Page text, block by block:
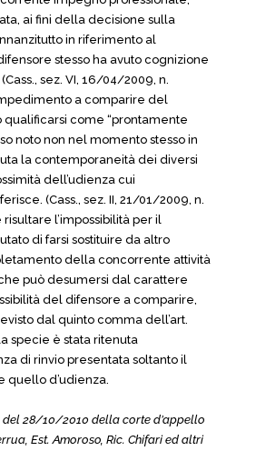
ai fini della decisione sulla
in riferimento al
stesso ha avuto cognizione
sez. VI, 16/04/2009, n.
a comparire del
qualificarsi come “prontamente
noto non nel momento stesso in
la contemporaneità dei diversi
dell’udienza cui
(Cass., sez. II, 21/01/2009, n.
l’impossibilità per il
di farsi sostituire da altro
della concorrente attività
può desumersi dal carattere
del difensore a comparire,
dal quinto comma dell’art.
specie è stata ritenuta
di rinvio presentata soltanto il
quello d’udienza.
del 28/10/2010 della corte d’appello
Est. Amoroso, Ric. Chifari ed altri